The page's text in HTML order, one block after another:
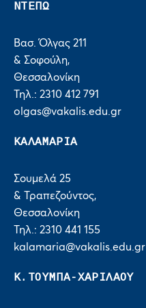
ΝΤΕΠΩ
Βασ. Όλγας 211
& Σοφούλη,
Θεσσαλονίκη
Τηλ.: 2310 412 791
olgas@vakalis.edu.gr
ΚΑΛΑΜΑΡΙΑ
Σουμελά 25
& Τραπεζούντος,
Θεσσαλονίκη
Τηλ.: 2310 441 155
kalamaria@vakalis.edu.gr
Κ.ΤΟΥΜΠΑ-ΧΑΡΙΛΑΟΥ